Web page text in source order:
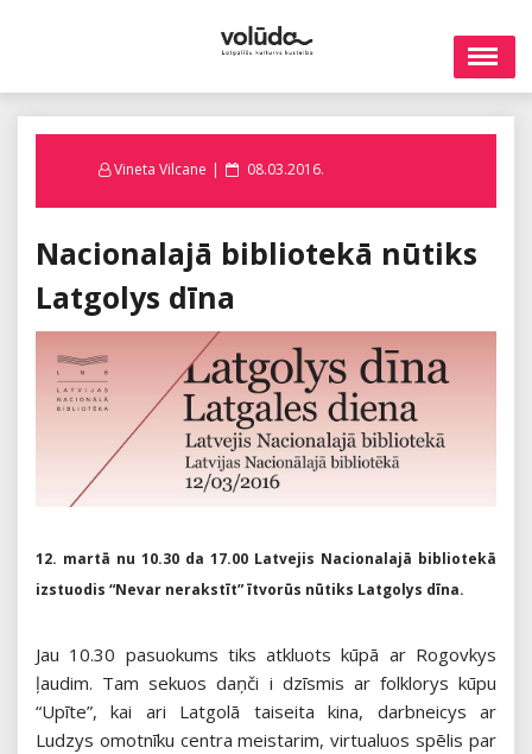
Vineta Vilcane
Posted
08.03.2016.
Nacionalajā bibliotekā nūtiks
Latgolys dīna
12. martā nu 10.30 da 17.00 Latvejis Nacionalajā bibliotekā
izstuodis “Nevar nerakstīt” ītvorūs nūtiks Latgolys dīna.
Jau 10.30 pasuokums tiks atkluots kūpā ar Rogovkys
ļaudim. Tam sekuos daņči i dzīsmis ar folklorys kūpu
“Upīte”, kai ari Latgolā taiseita kina, darbneicys ar
Ludzys omotnīku centra meistarim, virtualuos spēlis par